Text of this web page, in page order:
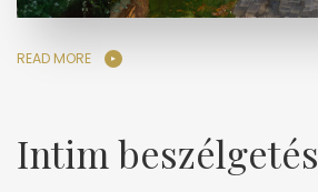
READ MORE
Intim beszélgetés